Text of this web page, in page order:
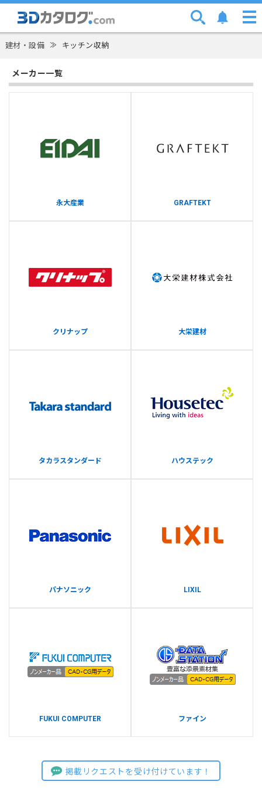
建材・設備 ≫ キッチン収納
メーカー一覧
永大産業 GRAFTEKT
クリナップ 大栄建材
タカラスタンダード ハウステック
パナソニック LIXIL
FUKUI COMPUTER ファイン
掲載リクエストを受け付けています！